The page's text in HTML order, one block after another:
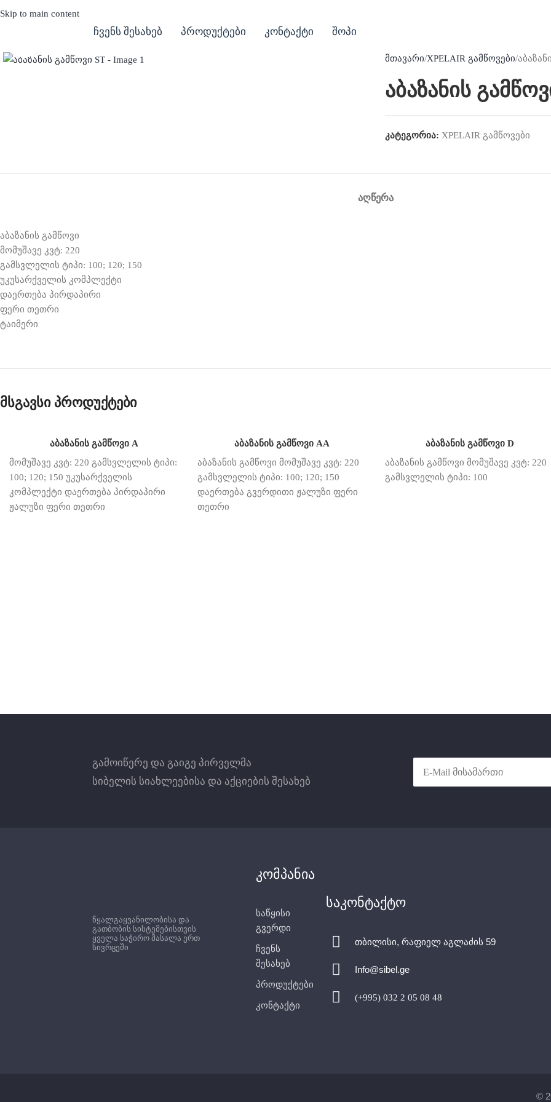
Skip to main content
ჩვენს შესახებ პროდუქტები კონტაქტი შოპი
მთავარი XPELAIR გამწოვები
აბაზანის
კატეგორია: XPELAIR გამწოვები
ᲐᲦᲬᲔᲠᲐ
აბაზანის გამწოვი
მომუშავე კვტ: 220
გამსვლელის ტიპი: 100; 120; 150
უკუსარქველის კომპლექტი
დაერთება პირდაპირი
ფერი თეთრი
ტაიმერი
მსგავსი პროდუქტები
აბაზანის გამწოვი A
მომუშავე კვტ: 220 გამსვლელის ტიპი:
100; 120; 150 უკუსარქველის
კომპლექტი დაერთება პირდაპირი
ჟალუზი ფერი თეთრი
აბაზანის გამწოვი AA
აბაზანის გამწოვი მომუშავე კვტ: 220
გამსვლელის ტიპი: 100; 120; 150
დაერთება გვერდითი ჟალუზი ფერი
თეთრი
აბაზანის გამწოვი D
აბაზანის გამწოვი მომუშავე კვტ: 220
გამსვლელის ტიპი: 100
გამოიწერე და გაიგე პირველმა
სიბელის სიახლეებისა და აქციების შესახებ
წყალგაყვანილობისა და
გათბობის სისტემებისთვის
ყველა საჭირო მასალა ერთ
სივრცეში
კომპანია
საწყისი
გვერდი
ჩვენს
შესახებ
პროდუქტები
კონტაქტი
საკონტაქტო
თბილისი, რაფიელ აგლაძის 59
Info@sibel.ge
(+995) 032 2 05 08 48
©